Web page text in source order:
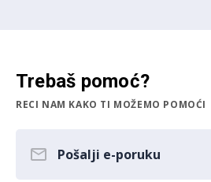
Trebaš pomoć?
RECI NAM KAKO TI MOŽEMO POMOĆI
Pošalji e-poruku